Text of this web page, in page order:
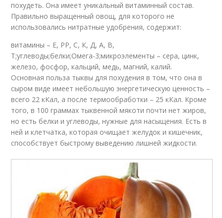
похудеть. Она имеет уникальный витаминный состав.
Правильно выращенный овощ, для которого не
использовались нитратные удобрения, содержит:
витамины – Е, РР, С, К, Д, А, В,
Т;углеводы;белки;Омега-3;микроэлементы – сера, цинк,
железо, фосфор, кальций, медь, магний, калий.
Основная польза тыквы для похудения в том, что она в
сыром виде имеет небольшую энергетическую ценность –
всего 22 кКал, а после термообработки – 25 кКал. Кроме
того, в 100 граммах тыквенной мякоти почти нет жиров,
но есть белки и углеводы, нужные для насыщения. Есть в
ней и клетчатка, которая очищает желудок и кишечник,
способствует быстрому выведению лишней жидкости.